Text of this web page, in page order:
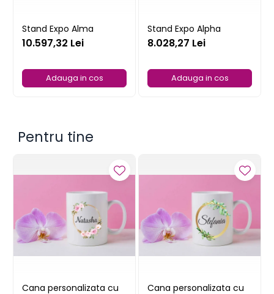
Stand Expo Alma
10.597,32 Lei
Adauga in cos
Stand Expo Alpha
8.028,27 Lei
Adauga in cos
Pentru tine
Cana personalizata cu
Cana personalizata cu